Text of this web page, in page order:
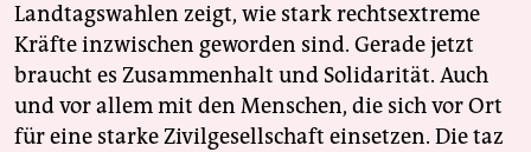
Landtagswahlen zeigt, wie stark rechtsextreme
Kräfte inzwischen geworden sind. Gerade jetzt
braucht es Zusammenhalt und Solidarität. Auch
und vor allem mit den Menschen, die sich vor Ort
für eine starke Zivilgesellschaft einsetzen. Die taz